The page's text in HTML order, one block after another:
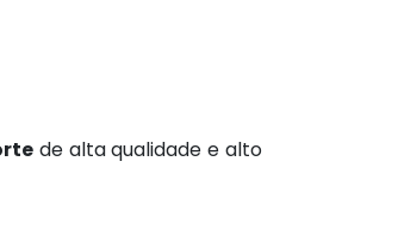
de alta qualidade e alto